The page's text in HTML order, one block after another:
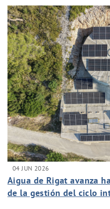
04 JUN 2026
Aigua de Rigat avanza
de la gestión del ciclo